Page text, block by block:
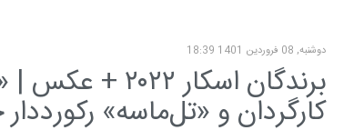
دوشنبه, 08 فروردين 1401 18:39
برندگان
کارگردان و «تل‌ماسه» رکورددار